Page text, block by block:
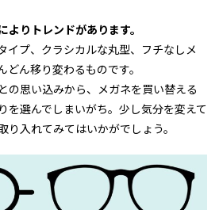
りトレンドがあります。
イプ、クラシカルな丸型、フチなしメ
ん移り変わるものです。
の思い込みから、メガネを買い替える
を選んでしまいがち。少し気分を変えて
入れてみてはいかがでしょう。